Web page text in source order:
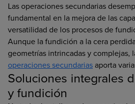
Las operaciones secundarias
fundamental en la mejora de las
versatilidad de los procesos de
Aunque la fundición a la cera
geometrías intrincadas y complejas,
operaciones secundarias aporta
Soluciones integrales
y fundición